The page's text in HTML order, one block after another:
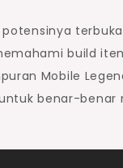
build
Mobile
benar-benar